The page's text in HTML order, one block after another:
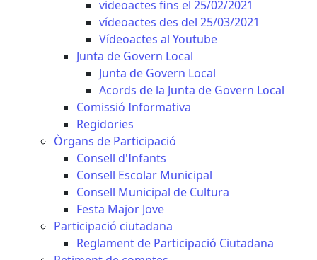
videoactes fins el 25/02/2021
vídeoactes des del 25/03/2021
Vídeoactes al Youtube
Junta de Govern Local
Junta de Govern Local
Acords de la Junta de Govern Local
Comissió Informativa
Regidories
Òrgans de Participació
Consell d'Infants
Consell Escolar Municipal
Consell Municipal de Cultura
Festa Major Jove
Participació ciutadana
Reglament de Participació Ciutadana